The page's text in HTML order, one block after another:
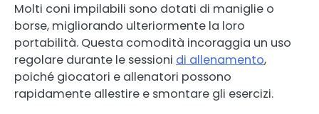
Molti coni impilabili sono dotati di maniglie o
borse, migliorando ulteriormente la loro
portabilità. Questa comodità incoraggia un uso
regolare durante le sessioni di allenamento,
poiché giocatori e allenatori possono
rapidamente allestire e smontare gli esercizi.